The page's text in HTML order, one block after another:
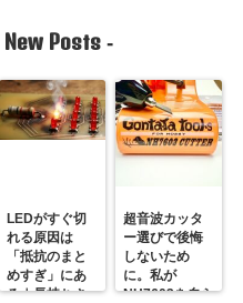
New Posts -
LEDがすぐ切
れる原因は
「抵抗のまと
めすぎ」にあ
る｜長持ちさ
超音波カッタ
ー選びで後悔
しないため
に。私が
NH7603を自ら